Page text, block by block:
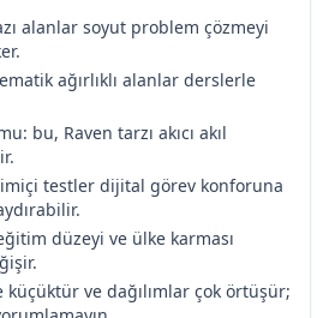
alanlar soyut problem çözmeyi
ağırlıklı alanlar derslerle
bu, Raven tarzı akıcı akıl
testler dijital görev konforuna
düzeyi ve ülke karması
ve dağılımlar çok örtüşür;